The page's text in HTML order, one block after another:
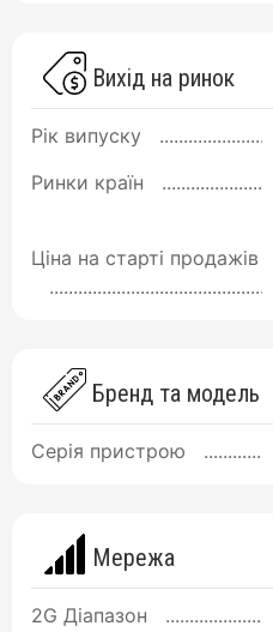
Вихід на ринок
Рік випуску
Ринки країн
Ціна на старті продажів
Бренд та модель
Серія пристрою
Мережа
2G Діапазон